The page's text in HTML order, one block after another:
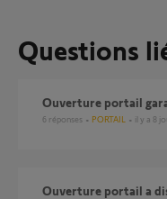
Questions
Ouverture portail
6 réponses PORTAIL il y a 8
Ouverture portail a